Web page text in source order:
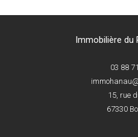
Immobilière du
03 88
15, rue
67330